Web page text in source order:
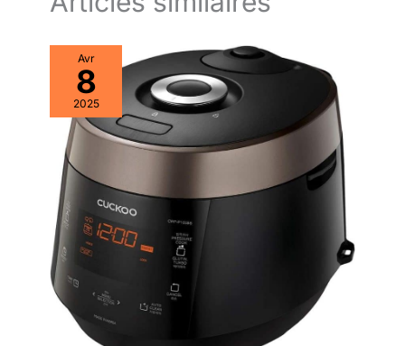
Avr
8
2025